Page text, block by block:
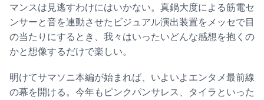
マンスは見逃すわけにはいかない。真鍋大度による筋電セ
ンサーと音を連動させたビジュアル演出装置をメッセで目
の当たりにするとき、我々はいったいどんな感想を抱くの
かと想像するだけで楽しい。
明けてサマソニ本編が始まれば、いよいよエンタメ最前線
の幕を開ける。今年もピンクパンサレス、タイラといった